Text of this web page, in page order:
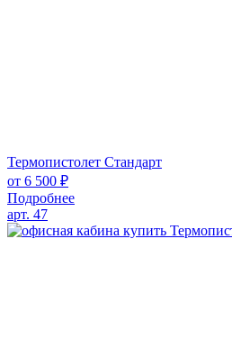
Термопистолет Стандарт
от 6 500 ₽
Подробнее
арт. 47